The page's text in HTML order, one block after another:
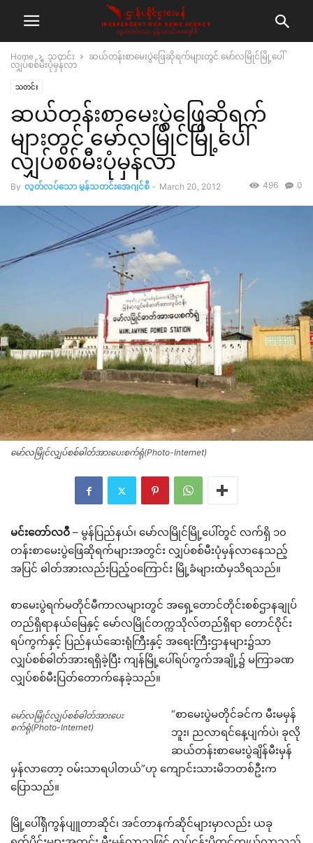
Home သတင်း
ဆယ်တန်းစာမေးပွဲဖြေဆိုရက်များတွင် မော်လမြိုင်မြို့ပေါ်
လျှပ်စစ်မီးပုံမှန်လာ
သတင်း
ဆယ်တန်းစာမေးပွဲဖြေဆိုရက်
များတွင် မော်လမြိုင်မြို့ပေါ်
လျှပ်စစ်မီးပုံမှန်လာ
By လွတ်လပ်သော မွန်သတင်းအေဂျင်စီ - March 20, 2012 0
496
မော်လမြိုင်လျှပ်စစ်ဓါတ်အားပေးစက်ရုံ(Photo-Internet)
မင်းတော်လဝီ – မွန်ပြည်နယ်၊ မော်လမြိုင်မြို့ပေါ်တွင် လက်ရှိ ၁၀
တန်းစာမေးပွဲဖြေဆိုရက်များအတွင်း လျှပ်စစ်မီးပုံမှန်လာနေသည့်
အပြင် ဓါတ်အားလည်းပြည့်ဝကြောင်း မြို့ခံများထံမှသိရသည်။
စာမေးပွဲရက်မတိုင်မီကာလများတွင် အရှေ့တောင်တိုင်းစစ်ဌာနချုပ်
တည်ရှိရာနယ်မြေနှင့် မော်လမြိုင်တက္ကသိုလ်တည်ရှိရာ တောင်ဝိုင်း
ရပ်ကွက်နှင့် ပြည်နယ်ဆေးရုံကြီးနှင့် အရေးကြီးဌာနများ၌သာ
လျှပ်စစ်ဓါတ်အားရရှိခဲ့ပြီး ကျန်မြို့ပေါ်ရပ်ကွက်အချို့၌ မကြာခဏ
လျှပ်စစ်မီးပြတ်တောက်နေခဲ့သည်။
မော်လမြိုင်လျှပ်စစ်ဓါတ်အားပေး
စက်ရုံ(Photo-Internet)
“စာမေးပွဲမတိုင်ခင်က မီးမမှန်
ဘူး၊ ညလာရင်နေ့ပျက်ပဲ၊ ခုလို
ဆယ်တန်းစာမေးပွဲချိန်မီးမှန်
မှန်လာတော့ ဝမ်းသာရပါတယ်”ဟု ကျောင်းသားမိဘတစ်ဦးက
ပြောသည်။
မြို့ပေါ်ရှိကွန်ပျူတာဆိုင်၊ အင်တာနက်ဆိုင်များမှာလည်း ယခု